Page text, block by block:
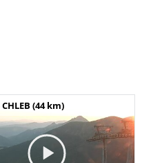
(44 km)